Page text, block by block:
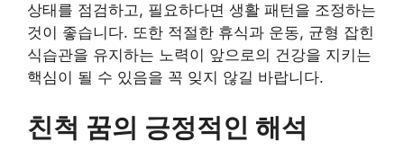
상태를 점검하고, 필요하다면 생활 패턴을 조정하는
것이 좋습니다. 또한 적절한 휴식과 운동, 균형 잡힌
식습관을 유지하는 노력이 앞으로의 건강을 지키는
핵심이 될 수 있음을 꼭 잊지 않길 바랍니다.
친척 꿈의 긍정적인 해석